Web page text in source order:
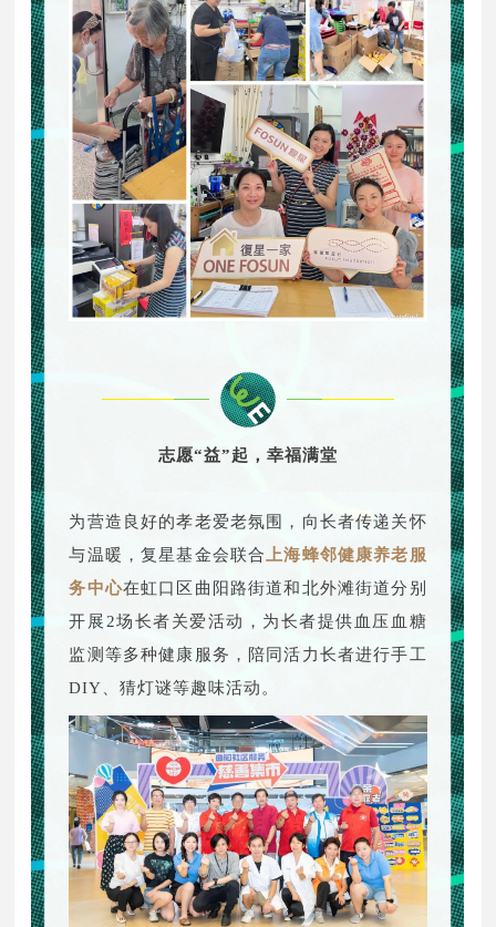
志愿“益”起，幸福满堂
为营造良好的孝老爱老氛围，向长者传递关怀
与温暖，复星基金会联合
上海蜂邻健康养老服
务中心在虹口区曲阳路街道和北外滩街道分别
开展2场长者关爱活动，为长者提供血压血糖
监测等多种健康服务，陪同活力长者进行手工
DIY、猜灯谜等趣味活动。